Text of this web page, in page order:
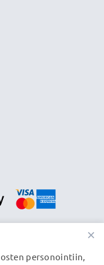
tuotteita, ja
×
personointiin,